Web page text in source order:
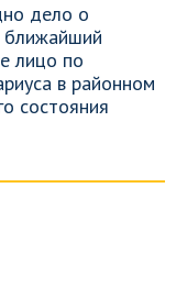
дело о
ближайший
лицо по
в районном
состояния